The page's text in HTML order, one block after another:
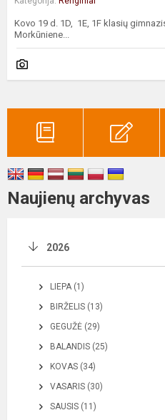
Kovo 19 d. 1D, 1E, 1F klasių
Morkūniene...
Naujienų archyvas
2026
LIEPA (1)
BIRŽELIS (13)
GEGUŽĖ (29)
BALANDIS (25)
KOVAS (34)
VASARIS (30)
SAUSIS (11)